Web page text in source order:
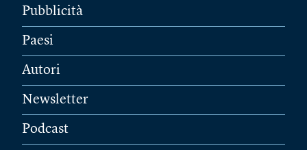
Pubblicità
Paesi
Autori
Newsletter
Podcast